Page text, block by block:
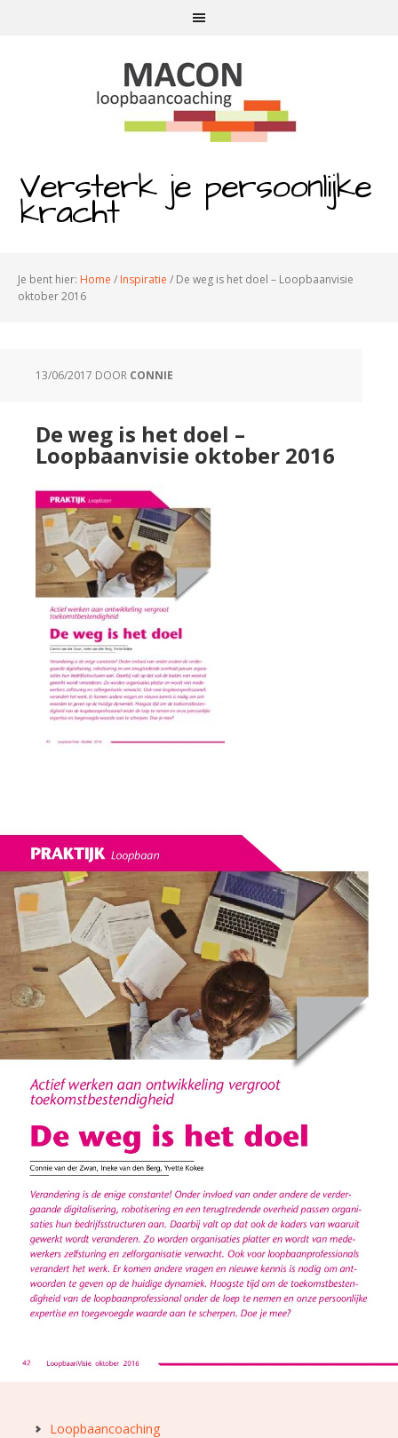
Versterk je persoonlijke
kracht
Je bent hier: Home / Inspiratie / De weg is het doel – Loopbaanvisie
oktober 2016
13/06/2017 DOOR CONNIE
De weg is het doel –
Loopbaanvisie oktober 2016
Loopbaancoaching